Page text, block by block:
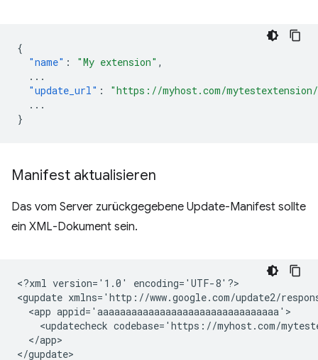
{
"name" : "My extension" ,
...
"update_url" :
"https://myhost.com/
...
}
Manifest aktualisieren
Das vom Server zurückgegebene Update-Manifest sollte
ein XML-Dokument sein.
<?xml version='1.0'
encoding='UTF-8'?>
<gupdate xmlns='http://www.google.com/update2/
<app
<updatecheck codebase='https://myhost.com/
</app>